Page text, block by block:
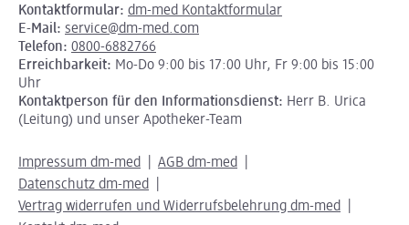
Kontaktformular: dm-med Kontaktformular
E-Mail: service@dm-med.com
Telefon: 0800-6882766
Erreichbarkeit: Mo-Do 9:00 bis 17:00 Uhr, Fr 9:00 bis 15:00
Uhr
Kontaktperson für den Informationsdienst: Herr B. Urica
(Leitung) und unser Apotheker-Team
Impressum dm-med
AGB dm-med
Datenschutz dm-med
Vertrag widerrufen und Widerrufsbelehrung dm-med